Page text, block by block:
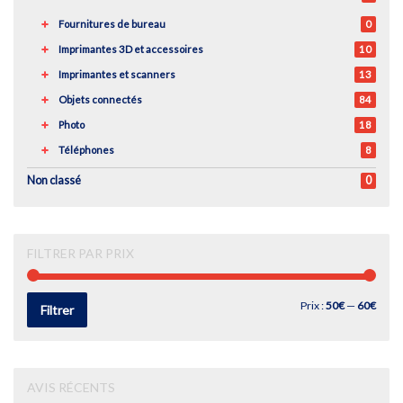
Fournitures de bureau 0
Imprimantes 3D et accessoires 10
Imprimantes et scanners 13
Objets connectés 84
Photo 18
Téléphones 8
Non classé 0
FILTRER PAR PRIX
Filtrer Prix :50€— 60€
AVIS RÉCENTS